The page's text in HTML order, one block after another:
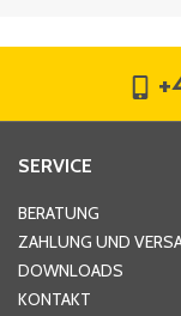
SERVICE
BERATUNG
ZAHLUNG UND
DOWNLOADS
KONTAKT